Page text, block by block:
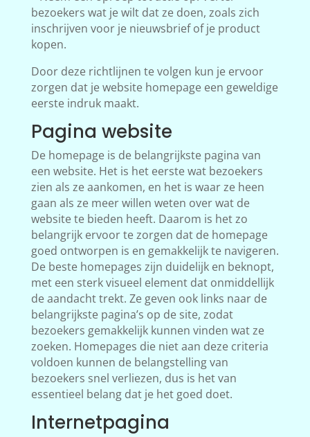
bezoekers wat je wilt dat ze doen, zoals zich
inschrijven voor je nieuwsbrief of je product
kopen.
Door deze richtlijnen te volgen kun je ervoor
zorgen dat je website homepage een geweldige
eerste indruk maakt.
Pagina website
De homepage is de belangrijkste pagina van
een website. Het is het eerste wat bezoekers
zien als ze aankomen, en het is waar ze heen
gaan als ze meer willen weten over wat de
website te bieden heeft. Daarom is het zo
belangrijk ervoor te zorgen dat de homepage
goed ontworpen is en gemakkelijk te navigeren.
De beste homepages zijn duidelijk en beknopt,
met een sterk visueel element dat onmiddellijk
de aandacht trekt. Ze geven ook links naar de
belangrijkste pagina’s op de site, zodat
bezoekers gemakkelijk kunnen vinden wat ze
zoeken. Homepages die niet aan deze criteria
voldoen kunnen de belangstelling van
bezoekers snel verliezen, dus is het van
essentieel belang dat je het goed doet.
Internetpagina